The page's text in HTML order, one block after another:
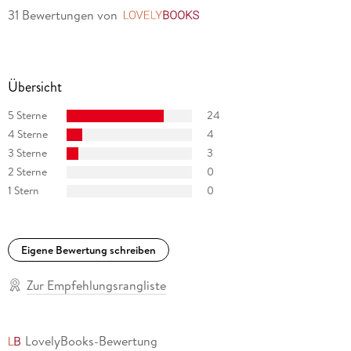
31 Bewertungen von
Übersicht
5 Sterne
24
4 Sterne
4
3 Sterne
3
2 Sterne
0
1 Stern
0
Eigene Bewertung schreiben
Zur Empfehlungsrangliste
LovelyBooks-Bewertung